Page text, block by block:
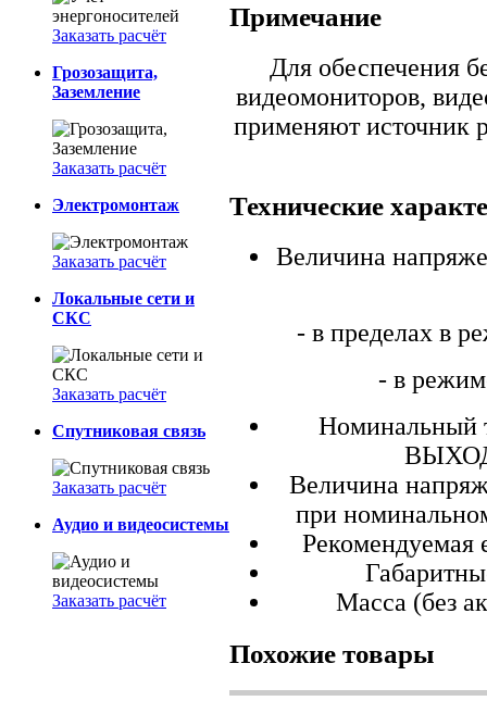
Заказать расчёт
Грозозащита,
Заземление
Заказать расчёт
Электромонтаж
Заказать расчёт
Локальные сети и
СКС
Заказать расчёт
Спутниковая связь
Заказать расчёт
Аудио и видеосистемы
Заказать расчёт
Примечание
Для обеспечения
видеомониторов,
применяют источник
Технические
Величина
- в пределах в
- в
Номинальный
Величина
при
Рекомендуемая
Масса (без
Похожие товары